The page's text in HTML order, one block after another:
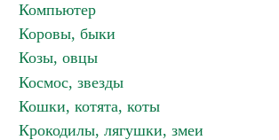
Компьютер
Коровы, быки
Козы, овцы
Космос, звезды
Кошки, котята, коты
Крокодилы, лягушки, змеи